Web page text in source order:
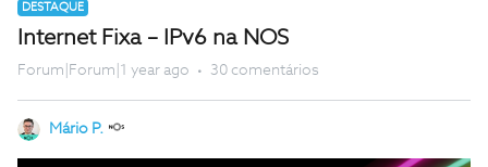
DESTAQUE
Internet Fixa – IPv6 na NOS
Forum|Forum|1 year ago 30 comentários
Mário P.